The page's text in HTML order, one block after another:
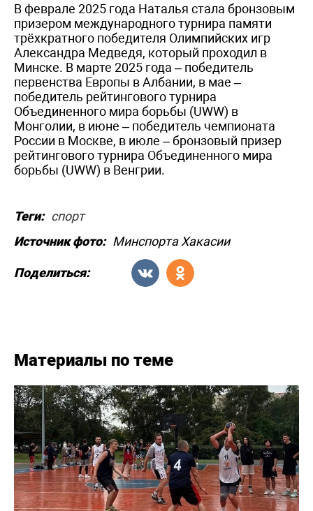
В феврале 2025 года Наталья стала бронзовым
призером международного турнира памяти
трёхкратного победителя Олимпийских игр
Александра Медведя, который проходил в
Минске. В марте 2025 года – победитель
первенства Европы в Албании, в мае –
победитель рейтингового турнира
Объединенного мира борьбы (UWW) в
Монголии, в июне – победитель чемпионата
России в Москве, в июле – бронзовый призер
рейтингового турнира Объединенного мира
борьбы (UWW) в Венгрии.
Теги: спорт
Источник фото: Минспорта Хакасии
Поделиться:
Материалы по теме